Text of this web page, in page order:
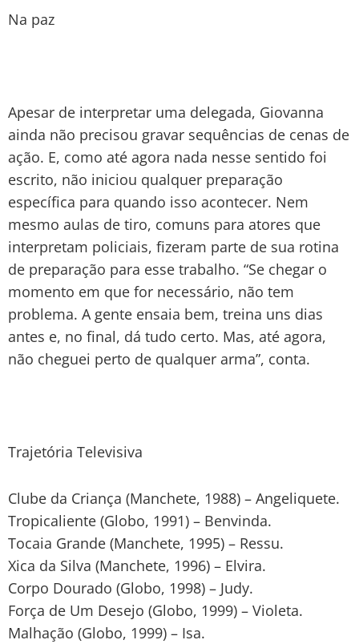
Na paz
Apesar de interpretar uma delegada, Giovanna
ainda não precisou gravar sequências de cenas de
ação. E, como até agora nada nesse sentido foi
escrito, não iniciou qualquer preparação
específica para quando isso acontecer. Nem
mesmo aulas de tiro, comuns para atores que
interpretam policiais, fizeram parte de sua rotina
de preparação para esse trabalho. “Se chegar o
momento em que for necessário, não tem
problema. A gente ensaia bem, treina uns dias
antes e, no final, dá tudo certo. Mas, até agora,
não cheguei perto de qualquer arma”, conta.
Trajetória Televisiva
Clube da Criança (Manchete, 1988) – Angeliquete.
Tropicaliente (Globo, 1991) – Benvinda.
Tocaia Grande (Manchete, 1995) – Ressu.
Xica da Silva (Manchete, 1996) – Elvira.
Corpo Dourado (Globo, 1998) – Judy.
Força de Um Desejo (Globo, 1999) – Violeta.
Malhação (Globo, 1999) – Isa.